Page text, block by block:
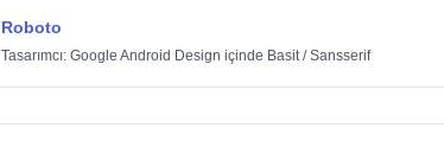
Roboto
Tasarımcı: Google Android Design içinde Basit/Sansserif